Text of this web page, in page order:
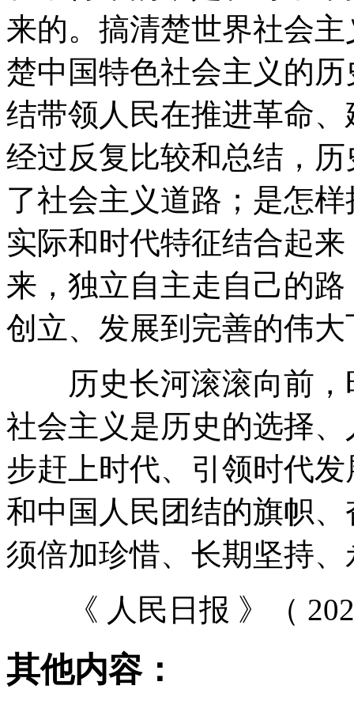
来的。搞清楚世界社会
楚中国特色社会主义的
结带领人民在推进革命
经过反复比较和总结，
了社会主义道路；是怎
实际和时代特征结合起
来，独立自主走自己的
创立、发展到完善的伟大
历史长河滚滚向前，
社会主义是历史的选择
步赶上时代、引领时代
和中国人民团结的旗帜
须倍加珍惜、长期坚持
《 人民日报 》（
其他内容：